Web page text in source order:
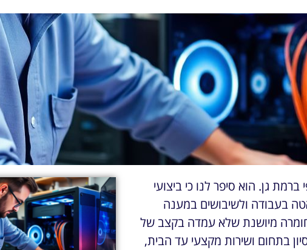
גן. הוא סיפר לנו כי ביצועי
בעבודה ולשיבושים במענה
מיושנת שלא עמדה בקצב של
בתוך זמן קצר, מני כגן, עם 27 שנות ניסיון בתחום ושירות מקצעי עד הבית,